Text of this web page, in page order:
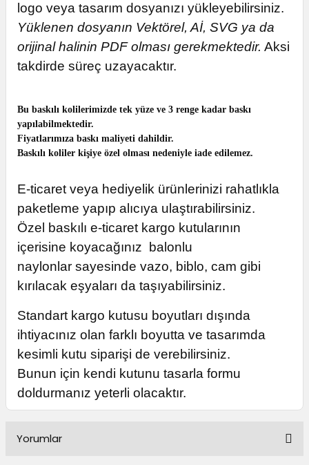
logo veya tasarım dosyanızı yükleyebilirsiniz.
Yüklenen dosyanın Vektörel, Aİ, SVG ya da
orijinal halinin PDF olması gerekmektedir. Aksi
takdirde süreç uzayacaktır.
Bu baskılı kolilerimizde tek yüze ve 3 renge kadar baskı
yapılabilmektedir.
Fiyatlarımıza baskı maliyeti dahildir.
Baskılı koliler kişiye özel olması nedeniyle iade edilemez.
E-ticaret veya hediyelik ürünlerinizi rahatlıkla
paketleme yapıp alıcıya ulaştırabilirsiniz.
Özel baskılı e-ticaret kargo kutularının
içerisine koyacağınız
balonlu
naylonlar sayesinde vazo, biblo, cam gibi
kırılacak eşyaları da taşıyabilirsiniz.
Standart kargo kutusu boyutları dışında
ihtiyacınız olan farklı boyutta ve tasarımda
kesimli kutu siparişi de verebilirsiniz.
Bunun için kendi kutunu tasarla formu
doldurmanız yeterli olacaktır.
Yorumlar